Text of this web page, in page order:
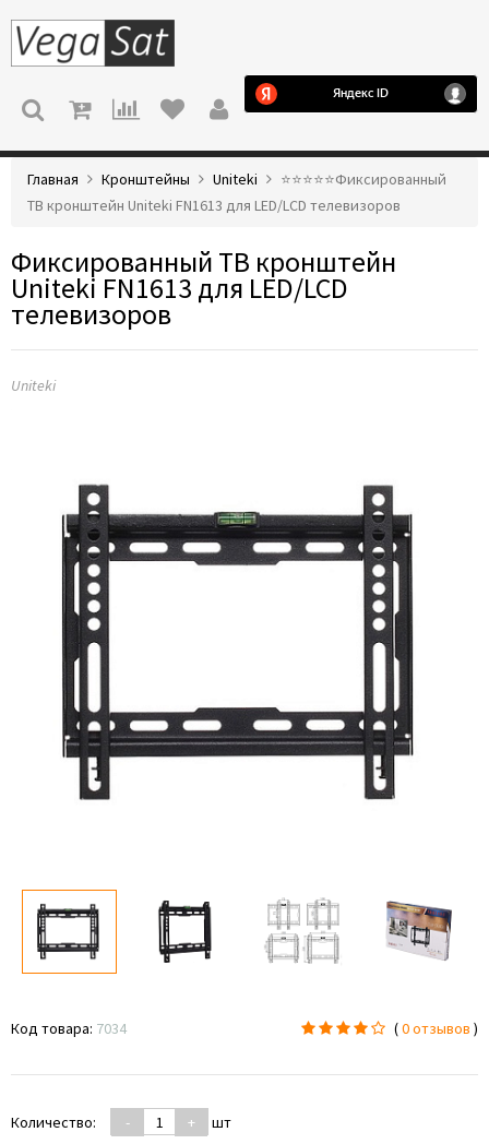
МЕНЮ
Главная Кронштейны Uniteki
⭐️⭐️⭐️⭐️⭐️Фиксированный
ТВ кронштейн Uniteki FN1613 для LED/LCD телевизоров
Фиксированный ТВ кронштейн
Uniteki FN1613 для LED/LCD
телевизоров
Uniteki
Код товара: 7034 (0 отзывов )
Количество: - + шт